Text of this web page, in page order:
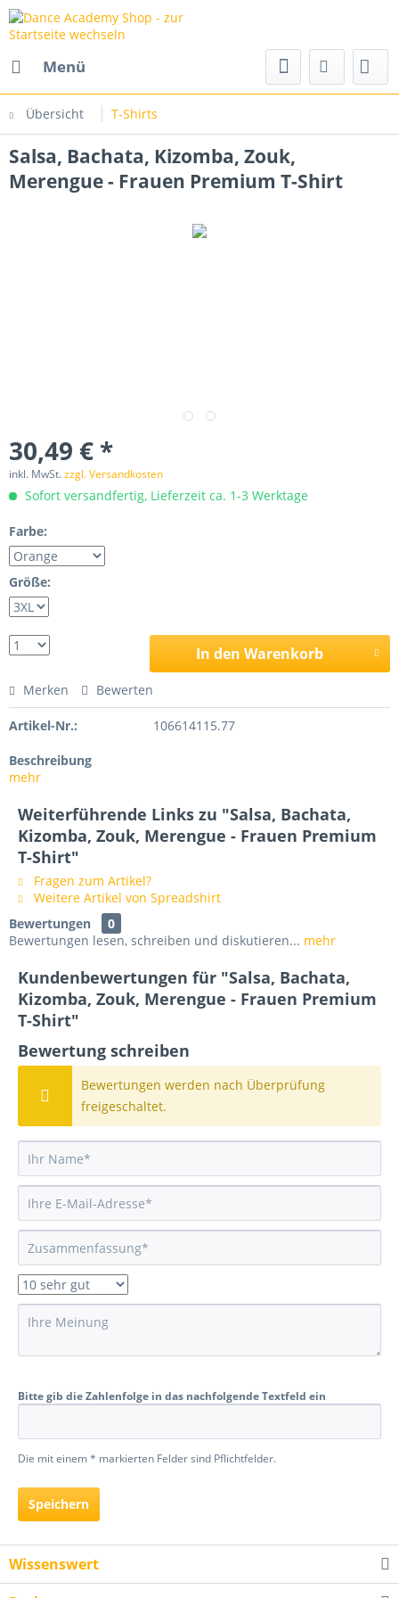
Menü
Übersicht T-Shirts
Salsa, Bachata, Kizomba, Zouk,
Merengue - Frauen Premium T-Shirt
30,49 € *
inkl. MwSt.zzgl. Versandkosten
Sofort versandfertig, Lieferzeit ca. 1-3 Werktage
Farbe:
Größe:
In den Warenkorb
Merken Bewerten
Artikel-Nr.: 106614115.77
Beschreibung
mehr
Weiterführende Links zu "Salsa, Bachata,
Kizomba, Zouk, Merengue - Frauen Premium
T-Shirt"
Fragen zum Artikel?
Weitere Artikel von Spreadshirt
Bewertungen
0
Bewertungen lesen, schreiben und diskutieren... mehr
Kundenbewertungen für "Salsa, Bachata,
Kizomba, Zouk, Merengue - Frauen Premium
T-Shirt"
Bewertung schreiben
Bewertungen werden nach Überprüfung
freigeschaltet.
Bitte gib die Zahlenfolge in das nachfolgende Textfeld ein
Die mit einem * markierten Felder sind Pflichtfelder.
Speichern
Wissenswert